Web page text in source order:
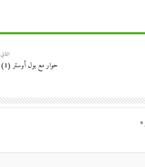
التالي
حوار مع بول أوستر (1)
*